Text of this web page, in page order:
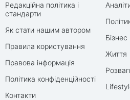
Редакційна політика і
стандарти
Як стати нашим автором
Правила користування
Правова інформація
Політика конфіденційності
Контакти
Бізнес
Життя